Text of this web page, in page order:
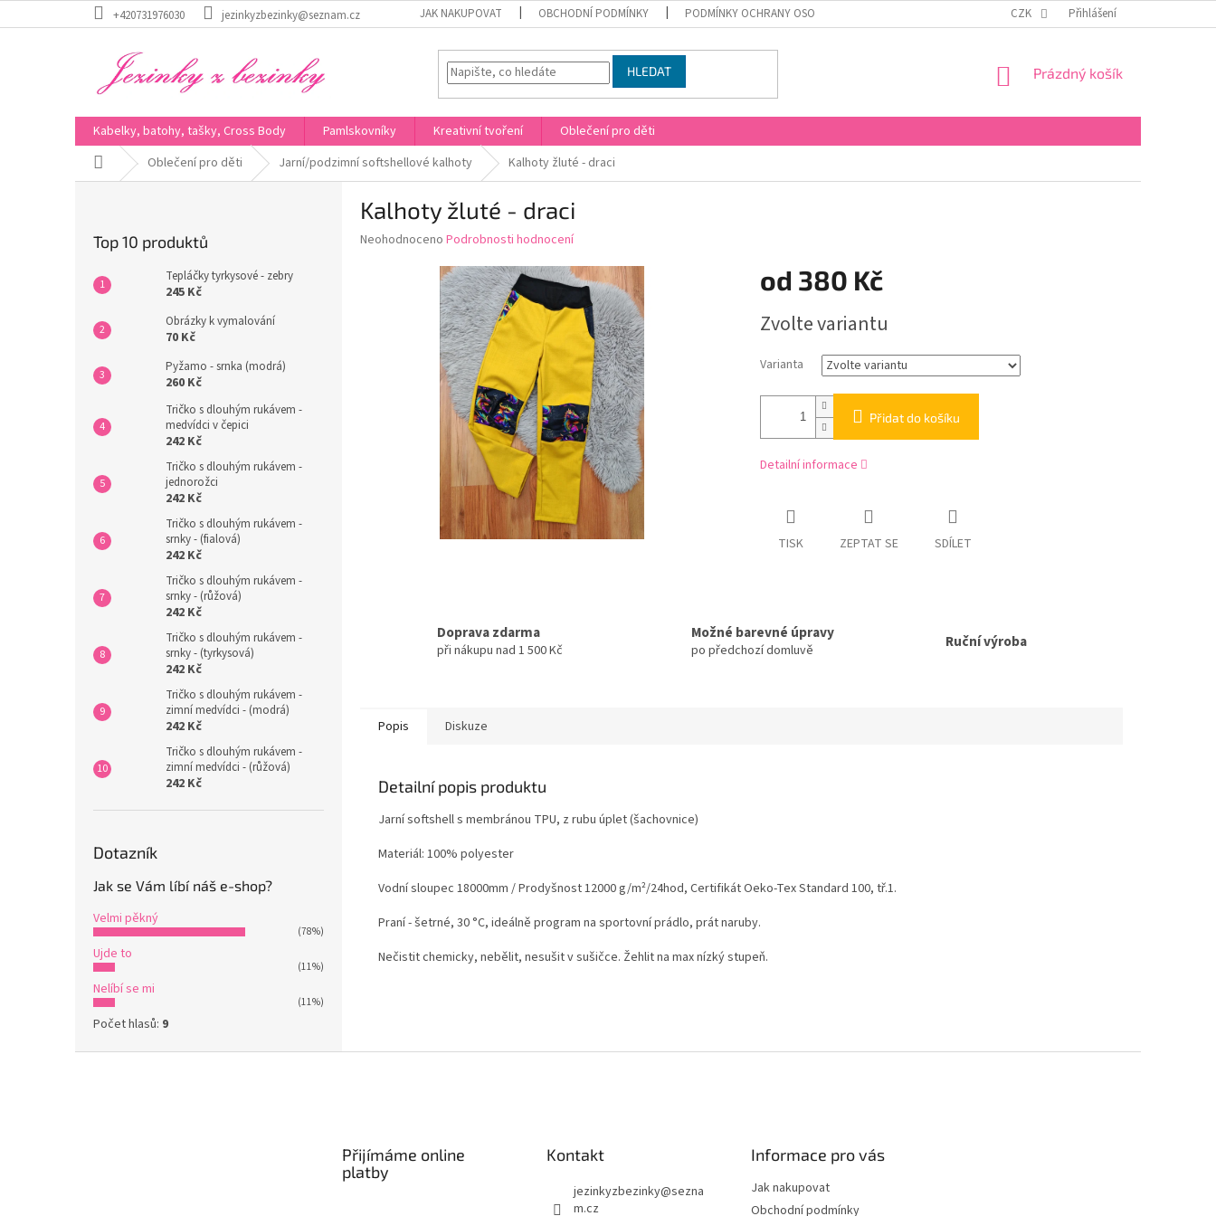
na
+420731976030 jezinkyzbezinky@seznam.cz JAK NAKUPOVAT OBCHODNÍ PODMÍNKY PODMÍNKY OCHRANY OSOBNÍCH ÚDAJŮ REKLAMAČNÍ ŘÁD
CZK Přihlášení
HLEDAT
NÁKUPNÍ
Prázdný košík
Kabelky, batohy, tašky, Cross Body Pamlskovníky Kreativní tvoření
Oblečení pro děti
Domů Oblečení pro děti Jarní/podzimní softshellové kalhoty Kalhoty žluté - draci
Top 10 produktů
Tepláčky tyrkysové - zebry
245 Kč
Obrázky k vymalování
70 Kč
Pyžamo - srnka (modrá)
260 Kč
Tričko s dlouhým rukávem -
medvídci v čepici
242 Kč
Tričko s dlouhým rukávem -
jednorožci
242 Kč
Tričko s dlouhým rukávem -
srnky - (fialová)
242 Kč
Tričko s dlouhým rukávem -
srnky - (růžová)
242 Kč
Tričko s dlouhým rukávem -
srnky - (tyrkysová)
242 Kč
Tričko s dlouhým rukávem -
zimní medvídci - (modrá)
242 Kč
Tričko s dlouhým rukávem -
zimní medvídci - (růžová)
242 Kč
Dotazník
Jak se Vám líbí náš e-shop?
Velmi pěkný
(78%)
Ujde to
(11%)
Nelíbí se mi
(11%)
Počet hlasů: 9
Kalhoty žluté - draci
Průměrné
Neohodnoceno Podrobnosti hodnocení
od 380 Kč
cena:
Zvolte variantu
Varianta
Přidat do košíku
Detailní informace
TISK ZEPTAT SE SDÍLET
Doprava zdarma
při nákupu nad 1 500 Kč
Možné barevné úpravy
po předchozí domluvě Ruční výroba
Popis Diskuze
Detailní popis produktu
Jarní softshell s membránou TPU, z rubu úplet (šachovnice)
Materiál: 100% polyester
Vodní sloupec 18000mm / Prodyšnost 12000 g/m²/24hod, Certifikát Oeko-Tex Standard 100, tř.1.
Praní - šetrné, 30 °C, ideálně program na sportovní prádlo, prát naruby.
Nečistit chemicky, nebělit, nesušit v sušičce. Žehlit na max nízký stupeň.
Přijímáme online
platby
Kontakt
jezinkyzbezinky@sezna
m.cz
Informace pro vás
Jak nakupovat
Obchodní podmínky